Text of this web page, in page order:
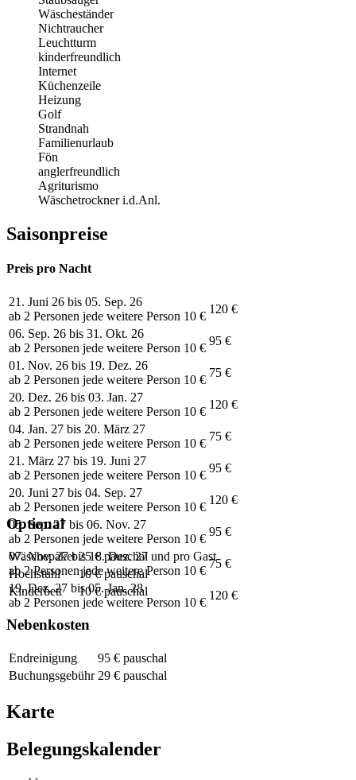
Wäscheständer
Nichtraucher
Leuchtturm
kinderfreundlich
Internet
Küchenzeile
Heizung
Golf
Strandnah
Familienurlaub
Fön
anglerfreundlich
Agriturismo
Wäschetrockner i.d.Anl.
Saisonpreise
Preis pro Nacht
21. Juni 26 bis 05. Sep. 26
ab 2 Personen jede weitere Person 10 €
120 €
06. Sep. 26 bis 31. Okt. 26
ab 2 Personen jede weitere Person 10 €
95 €
01. Nov. 26 bis 19. Dez. 26
ab 2 Personen jede weitere Person 10 €
75 €
20. Dez. 26 bis 03. Jan. 27
ab 2 Personen jede weitere Person 10 €
120 €
04. Jan. 27 bis 20. März 27
ab 2 Personen jede weitere Person 10 €
75 €
21. März 27 bis 19. Juni 27
ab 2 Personen jede weitere Person 10 €
95 €
20. Juni 27 bis 04. Sep. 27
ab 2 Personen jede weitere Person 10 €
120 €
05. Sep. 27 bis 06. Nov. 27
ab 2 Personen jede weitere Person 10 €
95 €
07. Nov. 27 bis 18. Dez. 27
ab 2 Personen jede weitere Person 10 €
75 €
19. Dez. 27 bis 05. Jan. 28
ab 2 Personen jede weitere Person 10 €
120 €
Optional
Wäschepaket 25 € pauschal und pro Gast
Hochstuhl
10 € pauschal
Kinderbett
10 € pauschal
Nebenkosten
Endreinigung
95 € pauschal
Buchungsgebühr 29 € pauschal
Karte
Belegungskalender